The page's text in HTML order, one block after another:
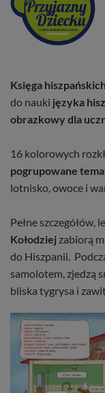
Księga
do nauki języka
obrazkowy dla
16 kolorowych
pogrupowane
lotnisko, owoce i
Pełne szczegółów,
Kołodziej zabiorą
do Hiszpanii.
samolotem, zjedzą
bliska tygrysa i